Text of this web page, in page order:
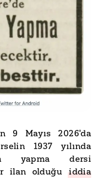
9 Mayıs 2026'da
1937 yılında
yapma dersi
ilan olduğuiddia